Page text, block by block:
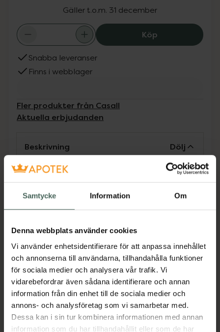
Samtycke Information Om
Denna webbplats använder cookies
Vi använder enhetsidentifierare för att anpassa innehållet
och annonserna till användarna, tillhandahålla funktioner
för sociala medier och analysera vår trafik. Vi
vidarebefordrar även sådana identifierare och annan
information från din enhet till de sociala medier och
annons- och analysföretag som vi samarbetar med.
Dessa kan i sin tur kombinera informationen med annan
information som du har tillhandahållit eller som de har
Gäller t.o.m. 31 december
KöpCasall Super
Snabba leveranser
Finns i webblager
Fler produkter från Casall
Aktuella erbjudanden
Beskrivning Dölj
Ett effektivt redskap för funktionell träning
smidighet och snabbhet. Gummibanden
passar särskilt bra till uppvärmning,
Rubber bands finns i tre olika motstånd: lätt,
medium, hård.
Jämförpris 249 kr/st
EAN:07323341918333
Kategorier:
Motion och hälsa
Träningsband och gummiband